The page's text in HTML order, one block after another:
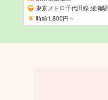
東京メトロ千代田線 綾瀬駅
時給1,800円～